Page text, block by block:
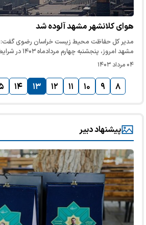
هوای کلانشهر مشهد آلوده شد
مدیر کل حفاظت محیط زیست خراسان رضوی گفت:
مشهد امروز، پنجشنبه چهارم مردادماه ۱۴۰۳ در شرایط «ناسالم»…
۰۴ مرداد ۱۴۰۳
۸ ۹ ۱۰ ۱۱ ۱۲ ۱۳ ۱۴
پیشنهاد دبیر